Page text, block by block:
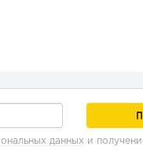
данных и